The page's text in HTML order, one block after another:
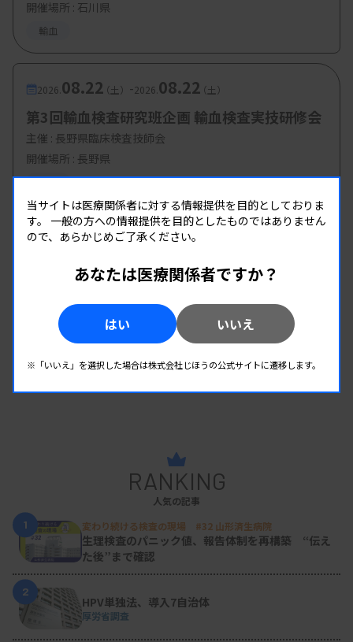
開催場所 : 石川県
輸血
2026. 08.22（土） -2026. 08.22（土）
第3回輸血検査研究班企画 輸血検査実技研修会
主催 : 長野県臨床検査技師会
開催場所 : 長野県
輸血
RANKING
人気の記事
1
変わり続ける検査の現場 #32 山形済生病院
生理検査のパニック値、報告体制を再構築 “伝え
た後”まで確認
2
HPV単独法、導入7自治体
厚労省調査
当サイトは医療関係者に対する情報提供を目的としておりま
す。 一般の方への情報提供を目的としたものではありません
ので、あらかじめご了承ください。
あなたは医療関係者ですか？
はい いいえ
※「いいえ」を選択した場合は株式会社じほうの公式サイトに遷移します。